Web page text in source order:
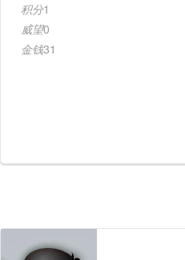
积分1
威望0
金钱31